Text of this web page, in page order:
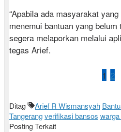
“Apabila ada masyarakat
menemui bantuan yang
segera melaporkan melalui
tegas Arief.
1 2
Ditag Arief R Wismansyah
Tangerangverifikasi bansos
Posting Terkait